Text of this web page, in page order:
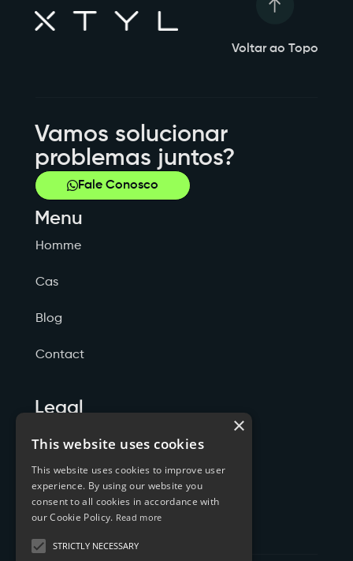
Voltar ao Topo
Vamos solucionar
problemas juntos?
Fale Conosco
Menu
Homme
Cas
Blog
Contact
Legal
Politicas de Privacidade
Termos de Serviço
Cookies
×
This website uses cookies
This website uses cookies to improve user
experience. By using our website you
consent to all cookies in accordance with
our Cookie Policy. Read more
STRICTLY NECESSARY